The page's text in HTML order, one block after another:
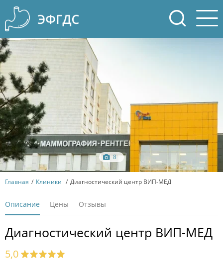
8
Главная Клиники Диагностический центр ВИП-МЕД
Описание Цены Отзывы
Диагностический центр ВИП-МЕД
5,0